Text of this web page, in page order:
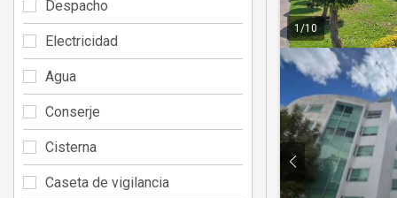
1 /10
Despacho
Electricidad
Agua
Conserje
Cisterna
Caseta de vigilancia